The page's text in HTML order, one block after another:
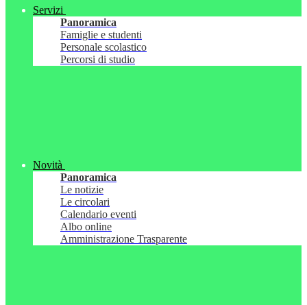
Servizi
Panoramica
Famiglie e studenti
Personale scolastico
Percorsi di studio
Novità
Panoramica
Le notizie
Le circolari
Calendario eventi
Albo online
Amministrazione Trasparente